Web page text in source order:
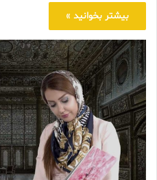
بیشتر بخوانید »